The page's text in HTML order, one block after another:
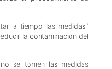
a tiempo las medidas"
la contaminación del
se tomen las medidas